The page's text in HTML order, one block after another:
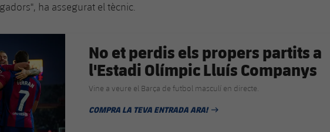
ha assegurat el tècnic.
No et perdis els propers partits a
l'Estadi Olímpic Lluís Companys
Vine a veure el Barça de futbol masculí en directe.
COMPRA LA TEVA ENTRADA ARA!
DATA DE PUBLICACIÓ